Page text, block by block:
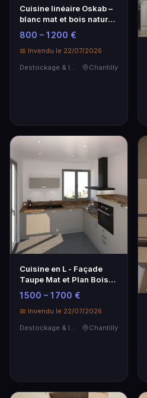
Cuisine linéaire Oskab –
blanc mat et bois naturel,
design moderne
800 – 1 200 €
📅 Invendu le 22/07/2026
Chantilly
Cuisine en L - Façade
Taupe Mat et Plan Bois
Foncé, Marque O
1 500 – 1 700 €
📅 Invendu le 22/07/2026
Destockage & Invendus
Chantilly